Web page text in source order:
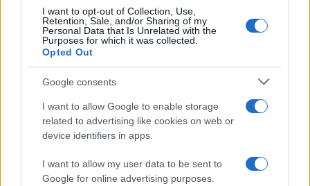
I want to opt-out of Collection, Use,
Retention, Sale, and/or Sharing of my
Personal Data that Is Unrelated with the
Purposes for which it was collected.
Opted Out
Google consents
I want to allow Google to enable storage
related to advertising like cookies on web or
device identifiers in apps.
I want to allow my user data to be sent to
Google for online advertising purposes.
Investieren24
News Hub UK
Olanda
Investeren 24
NL Newz